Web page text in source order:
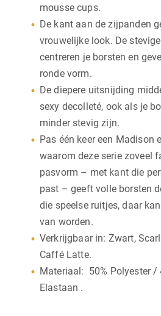
mousse cups.
De kant aan de zijpanden
vrouwelijke look. De
centreren je borsten en
ronde vorm.
De diepere uitsnijding
sexy decolleté, ook als je
minder stevig zijn.
Pas één keer een Madison
waarom deze serie zoveel
pasvorm – met kant die
past – geeft volle borsten
die speelse ruitjes, daar
van worden.
Verkrijgbaar in: Zwart,
Caffé Latte.
Materiaal: 50% Polyester /
Elastaan .